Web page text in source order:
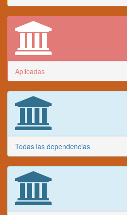
Aplicadas
Todas las dependencias